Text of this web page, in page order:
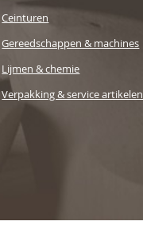
Ceinturen
Gereedschappen & machines
Lijmen & chemie
Verpakking & service artikelen